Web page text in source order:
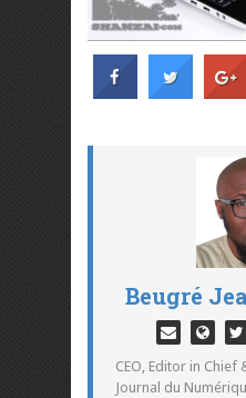
Beugré
CEO, Editor in Chief
Journal du